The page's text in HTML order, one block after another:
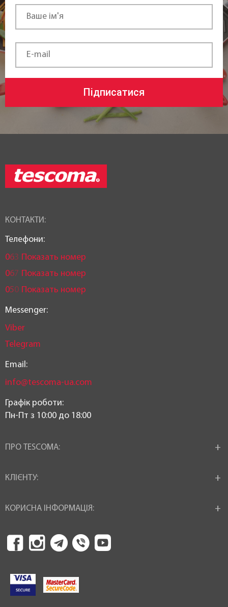
Підписатися
КОНТАКТИ:
Телефони:
063 Показать номер
067 Показать номер
050 Показать номер
Messenger:
Viber
Telegram
Email:
info@tescoma-ua.com
Графік роботи:
Пн-Пт з 10:00 до 18:00
ПРО TESCOMA:
КЛІЄНТУ:
КОРИСНА ІНФОРМАЦІЯ: